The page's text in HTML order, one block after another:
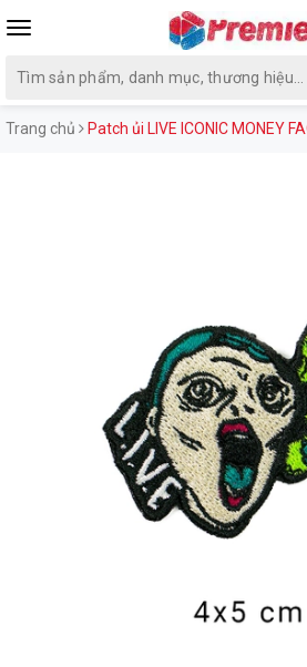
Toggle
Trang chủ Patch ủi LIVE ICONIC MONEY